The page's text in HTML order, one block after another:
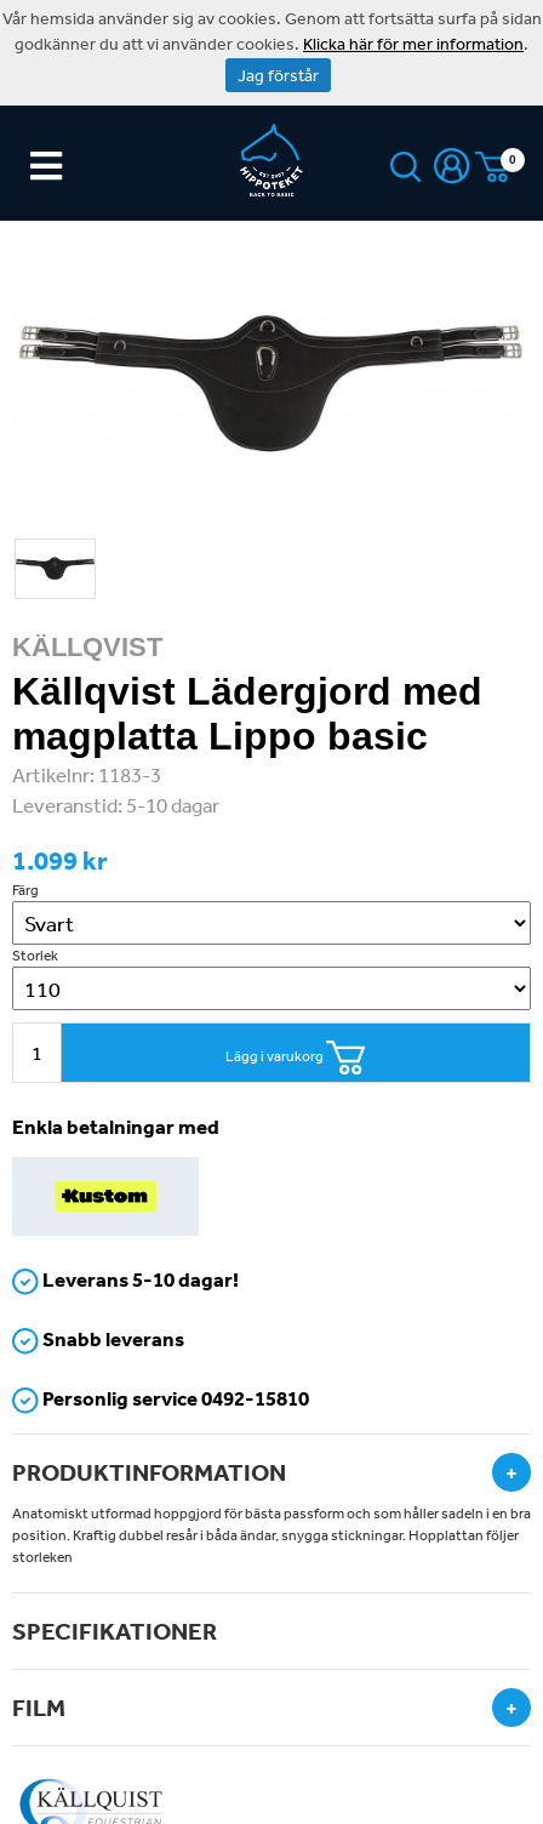
0
KÄLLQVIST
Källqvist Lädergjord med
magplatta Lippo basic
Artikelnr: 1183-3
Leveranstid: 5-10 dagar
1.099 kr
Färg
Storlek
Lägg i varukorg
Enkla betalningar med
Leverans 5-10 dagar!
Snabb leverans
Personlig service 0492-15810
PRODUKTINFORMATION +
Anatomiskt utformad hoppgjord för bästa passform och som håller sadeln i en bra
position. Kraftig dubbel resår i båda ändar, snygga stickningar. Hopplattan följer
storleken
SPECIFIKATIONER
FILM +
Vår hemsida använder sig av cookies. Genom att fortsätta surfa på sidan
godkänner du att vi använder cookies. Klicka här för mer information.
Jag förstår